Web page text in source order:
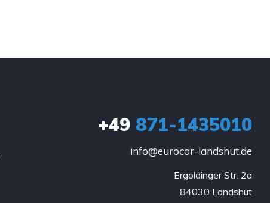
+49871-1435010
info@eurocar-landshut.de
Ergoldinger Str. 2a
84030 Landshut